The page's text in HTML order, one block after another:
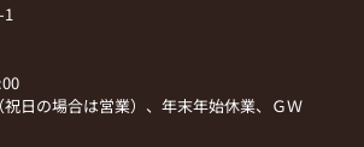
日の場合は営業）、年末年始休業、ＧＷ